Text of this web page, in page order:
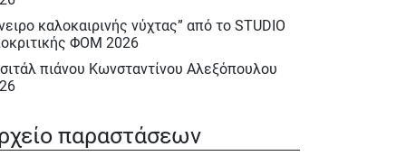
καλοκαιρινής νύχτας” από το STUDIO
ΦΟΜ 2026
πιάνου Κωνσταντίνου Αλεξόπουλου
brilliant thing) των Duncan Macmillan &
Donahoeπαραστάσεων